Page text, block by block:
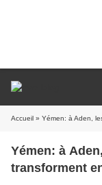
Accueil » Yémen: à Aden,
Yémen: à
transforment